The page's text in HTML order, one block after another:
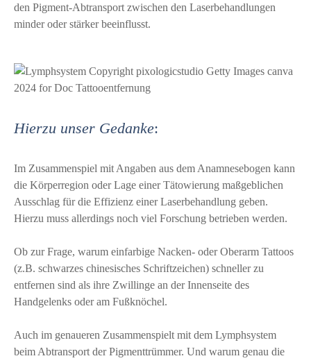
den Pigment-Abtransport zwischen den Laserbehandlungen
minder oder stärker beeinflusst.
Hierzu unser Gedanke:
Im Zusammenspiel mit Angaben aus dem Anamnesebogen kann
die Körperregion oder Lage einer Tätowierung maßgeblichen
Ausschlag für die Effizienz einer Laserbehandlung geben.
Hierzu muss allerdings noch viel Forschung betrieben werden.
Ob zur Frage, warum einfarbige Nacken- oder Oberarm Tattoos
(z.B. schwarzes chinesisches Schriftzeichen) schneller zu
entfernen sind als ihre Zwillinge an der Innenseite des
Handgelenks oder am Fußknöchel.
Auch im genaueren Zusammenspielt mit dem Lymphsystem
beim Abtransport der Pigmenttrümmer. Und warum genau die